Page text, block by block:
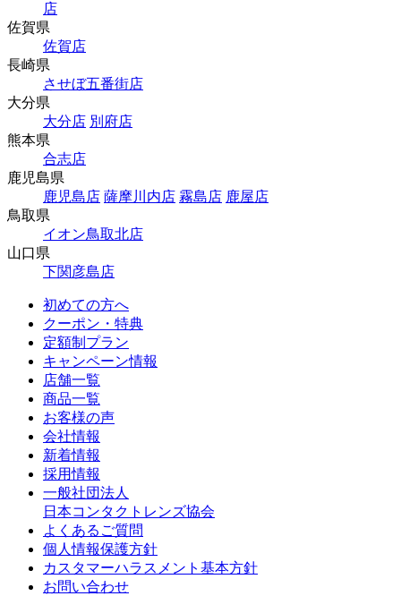
店
佐賀県
佐賀店
長崎県
させぼ五番街店
大分県
大分店 別府店
熊本県
合志店
鹿児島県
鹿児島店 薩摩川内店 霧島店 鹿屋店
鳥取県
イオン鳥取北店
山口県
下関彦島店
初めての方へ
クーポン・特典
定額制プラン
キャンペーン情報
店舗一覧
商品一覧
お客様の声
会社情報
新着情報
採用情報
一般社団法人
日本コンタクトレンズ協会
よくあるご質問
個人情報保護方針
カスタマーハラスメント基本方針
お問い合わせ